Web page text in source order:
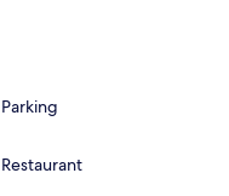
Parking
Restaurant